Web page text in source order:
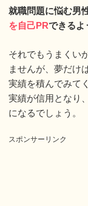
就職問題に悩む男
を自己PRできるよ
それでもうまくい
ませんが、夢だけ
実績を積んでみて
実績が信用となり
になるでしょう。
スポンサーリンク